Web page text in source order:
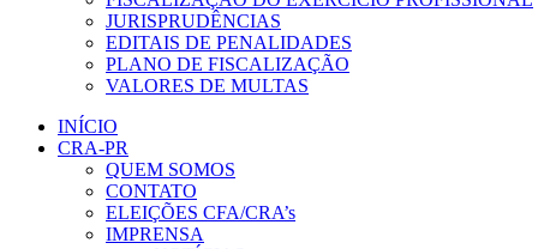
JURISPRUDÊNCIAS
EDITAIS DE PENALIDADES
PLANO DE FISCALIZAÇÃO
VALORES DE MULTAS
INÍCIO
CRA-PR
QUEM SOMOS
CONTATO
ELEIÇÕES CFA/CRA’s
IMPRENSA